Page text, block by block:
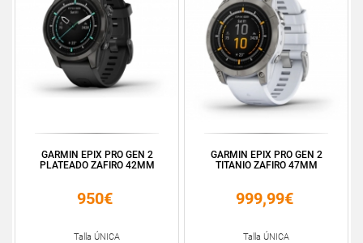
GARMIN EPIX PRO GEN 2
PLATEADO ZAFIRO 42MM
950€
Talla ÚNICA
GARMIN EPIX PRO GEN 2
TITANIO ZAFIRO 47MM
999,99€
Talla ÚNICA